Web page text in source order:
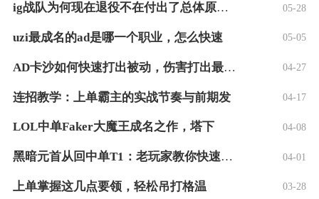
ig战队为何现在退役不在付出了总体原因是 05-28
uzi最成名的ad是哪一个职业，怎么快速 05-05
AD卡沙如何快速打出被动，伤害打出最大化 04-27
连招教学：上单霸主的实战节奏与前期发 04-17
LOL中单Faker大魔王成名之作，塔下 04-08
黑暗元首从回中单T1：老玩家教你快速上手 04-01
上单掌握这几点要领，轻松吊打格温 03-28